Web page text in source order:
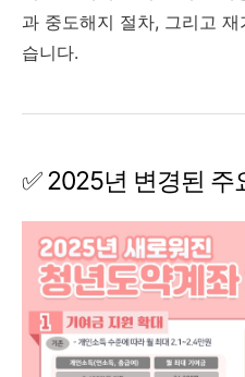
과 중도해지 절차, 그리고
습니다.
✅ 2025년 변경된 주